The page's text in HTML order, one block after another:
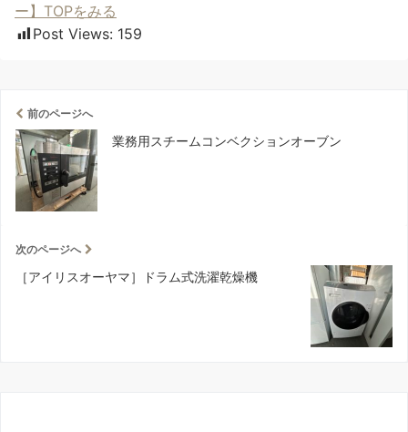
ー】TOPをみる
Post Views: 159
前のページへ
業務用スチームコンベクションオーブン
次のページへ
［アイリスオーヤマ］ドラム式洗濯乾燥機